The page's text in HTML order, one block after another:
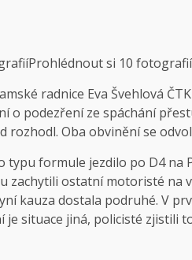
Prohlédnout si 10 fotografií
radnice Eva Švehlová
o podezření ze spáchání
rozhodl. Oba obvinění se
typu formule jezdilo po D4 na
zachytili ostatní motoristé na
kauza dostala podruhé. V
je situace jiná, policisté zjistili